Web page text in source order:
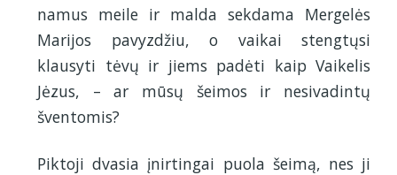
namus meile ir malda sekdama Mergelės
Marijos pavyzdžiu, o vaikai stengtųsi
klausyti tėvų ir jiems padėti kaip Vaikelis
Jėzus, – ar mūsų šeimos ir nesivadintų
šventomis?
Piktoji dvasia įnirtingai puola šeimą, nes ji